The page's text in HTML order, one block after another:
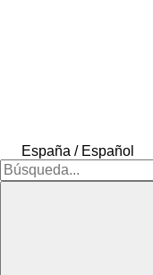
España / Español